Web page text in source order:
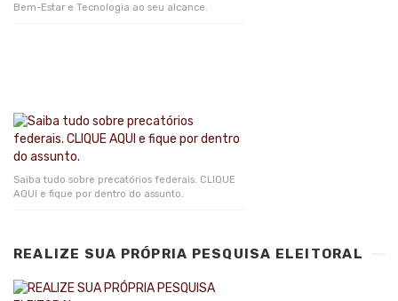
Bem-Estar e Tecnologia ao seu alcance.
Saiba tudo sobre precatórios federais. CLIQUE
AQUI e fique por dentro do assunto.
REALIZE SUA PRÓPRIA PESQUISA ELEITORAL